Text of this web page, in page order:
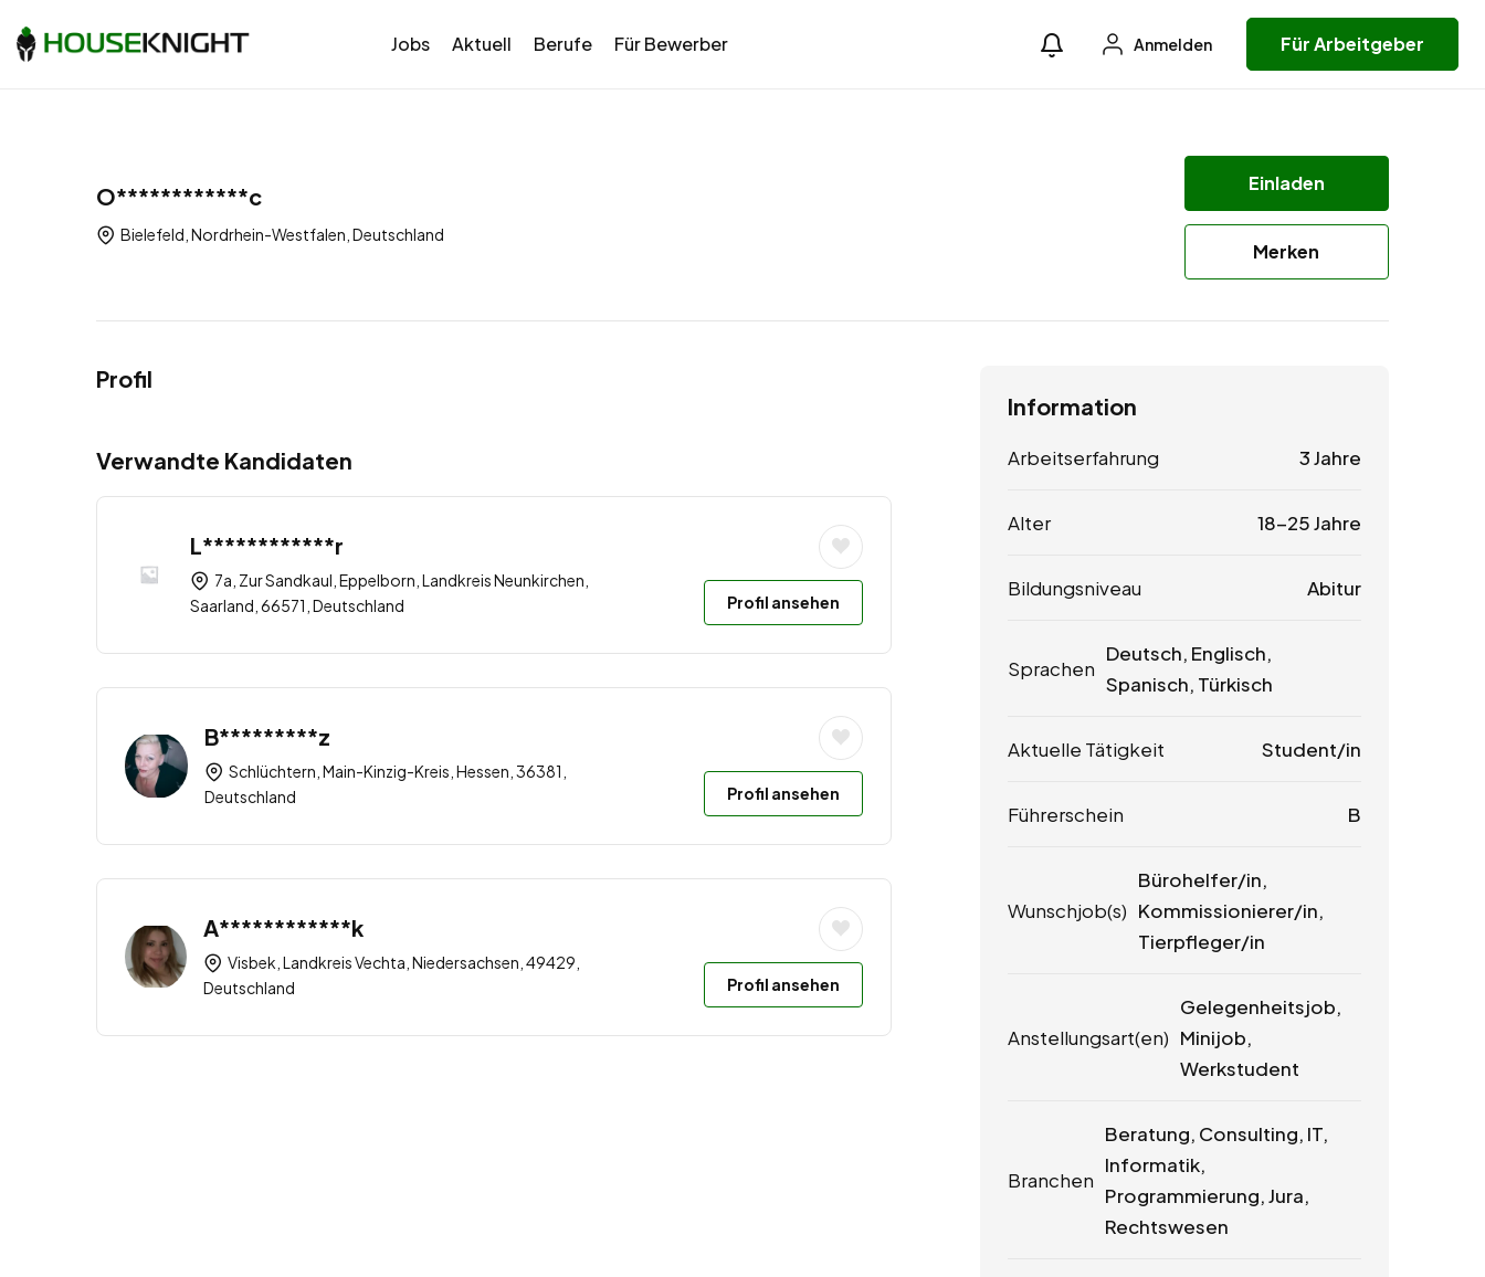
Jobs Aktuell Berufe Für Bewerber Anmelden Für Arbeitgeber
O************c
Bielefeld, Nordrhein-Westfalen, Deutschland
Einladen
Merken
Profil
Verwandte Kandidaten
L************r
7a, Zur Sandkaul, Eppelborn, Landkreis Neunkirchen,
Saarland, 66571, Deutschland
Profil ansehen
B*********z
Schlüchtern, Main-Kinzig-Kreis, Hessen, 36381,
Deutschland
Profil ansehen
A************k
Visbek, Landkreis Vechta, Niedersachsen, 49429,
Deutschland
Profil ansehen
Information
Arbeitserfahrung 3 Jahre
Alter 18-25 Jahre
Bildungsniveau Abitur
Sprachen
Deutsch, Englisch,
Spanisch, Türkisch
Aktuelle Tätigkeit Student/in
Führerschein B
Wunschjob(s)
Bürohelfer/in,
Kommissionierer/in,
Tierpfleger/in
Anstellungsart(en)
Gelegenheitsjob,
Minijob,
Werkstudent
Branchen
Beratung, Consulting, IT,
Informatik,
Programmierung, Jura,
Rechtswesen